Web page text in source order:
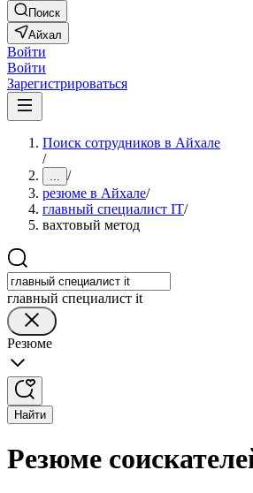
Поиск
Айхал
Войти
Войти
Зарегистрироваться
Поиск сотрудников в Айхале
/
... /
резюме в Айхале/
главный специалист IT/
вахтовый метод
главный специалист it
Резюме
Найти
Резюме